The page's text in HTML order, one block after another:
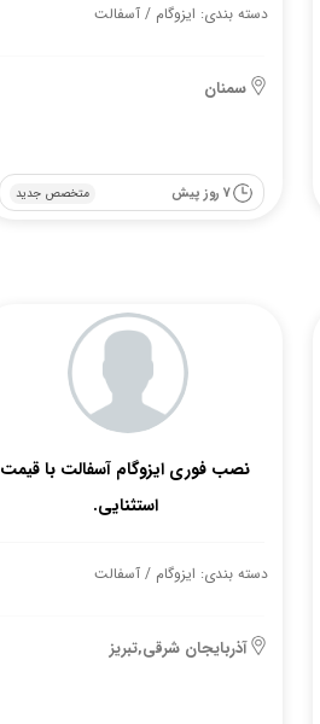
دسته بندی: ایزوگام / آسفالت
سمنان
متخصص جدید 7 روز پیش
نصب فوری ایزوگام آسفالت با قیمت
استثنایی.
دسته بندی: ایزوگام / آسفالت
آذربایجان شرقی,تبریز